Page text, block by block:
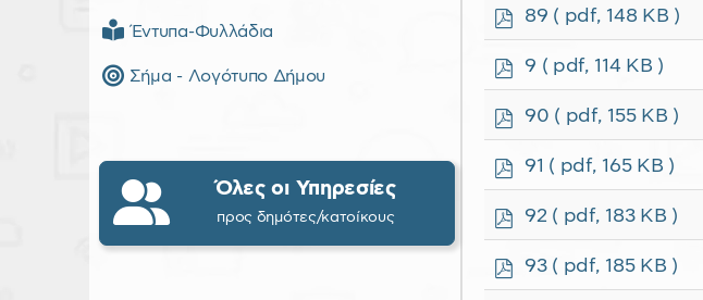
p
89 ( pdf, 148 KB )
p
9 ( pdf, 114 KB )
p
90 ( pdf, 155 KB )
p
91 ( pdf, 165 KB )
p
92 ( pdf, 183 KB )
p
93 ( pdf, 185 KB )
Έντυπα-Φυλλάδια
Σήμα - Λογότυπο Δήμου
Όλες οι Υπηρεσίες
προς δημότες/κατοίκους